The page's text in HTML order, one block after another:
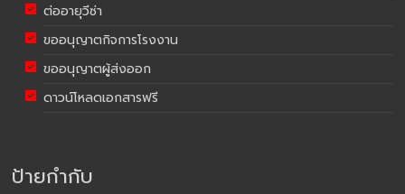
ต่ออายุวีซ่า
ขออนุญาตกิจการโรงงาน
ขออนุญาตผู้ส่งออก
ดาวน์โหลดเอกสารฟรี
ป้ายกำกับ